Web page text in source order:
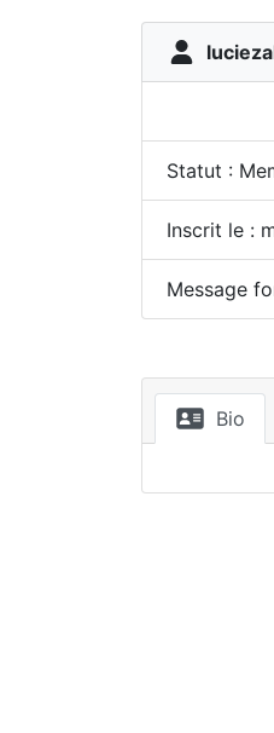
Statut :
Inscrit le :
Message
Bio